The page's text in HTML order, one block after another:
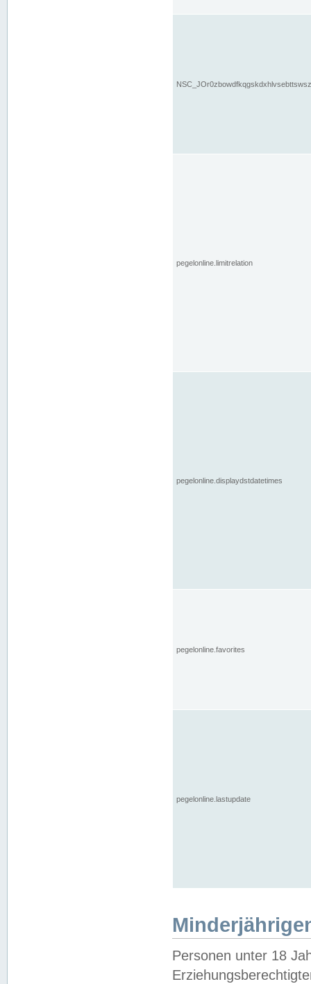
pegelonline.limitrelation
pegelonline.displaydstdatetimes
pegelonline.favorites
pegelonline.lastupdate
Personen unter 18